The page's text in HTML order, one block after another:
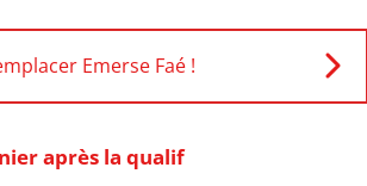
Emerse Faé !
après la qualif